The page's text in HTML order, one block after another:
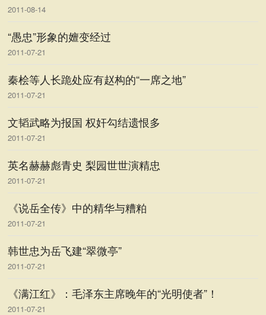
2011-08-14
“愚忠”形象的嬗变经过
2011-07-21
秦桧等人长跪处应有赵构的“一席之地”
2011-07-21
文韬武略为报国 权奸勾结遗恨多
2011-07-21
英名赫赫彪青史 梨园世世演精忠
2011-07-21
《说岳全传》中的精华与糟粕
2011-07-21
韩世忠为岳飞建“翠微亭”
2011-07-21
《满江红》：毛泽东主席晚年的“光明使者”！
2011-07-21